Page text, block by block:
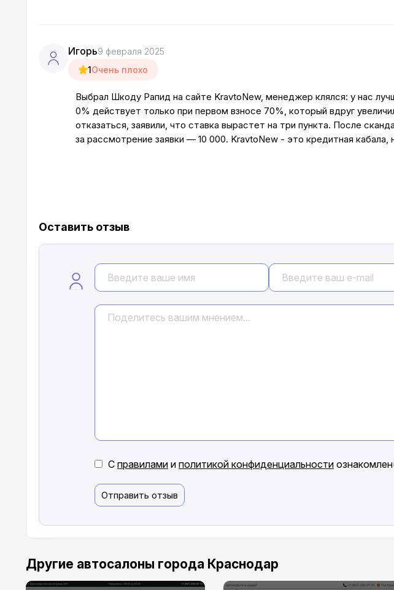
Игорь9 февраля 2025
1Очень плохо
Выбрал Шкоду Рапид на сайте KravtoNew, менеджер клялся: у нас
0% действует только при первом взносе 70%, который вдруг
отказаться, заявили, что ставка вырастет на три пункта. После
за рассмотрение заявки — 10 000. KravtoNew - это кредитная кабала,
Оставить отзыв
С правилами и политикой конфиденциальности
Отправить отзыв
Другие автосалоны города Краснодар